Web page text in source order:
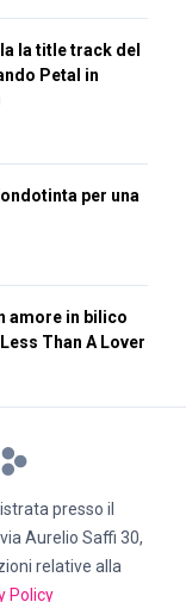
la title track del
Petal in
per una
amore in bilico
Than A Lover
presso il
Aurelio Saffi 30,
relative alla
Policy